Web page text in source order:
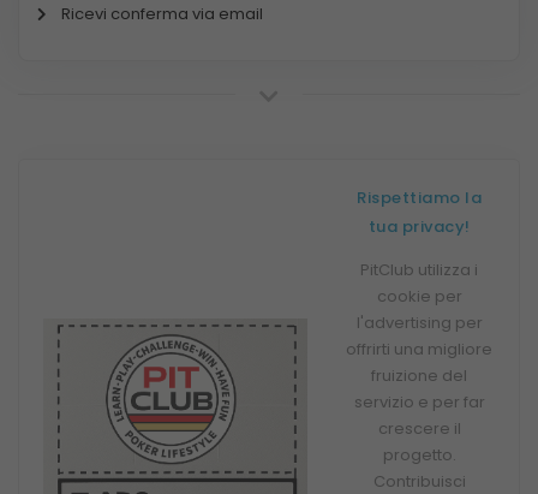
Ricevi conferma via email
Rispettiamo la
tua privacy!
PitClub utilizza i
cookie per
l'advertising per
offrirti una migliore
fruizione del
servizio e per far
crescere il
progetto.
Contribuisci